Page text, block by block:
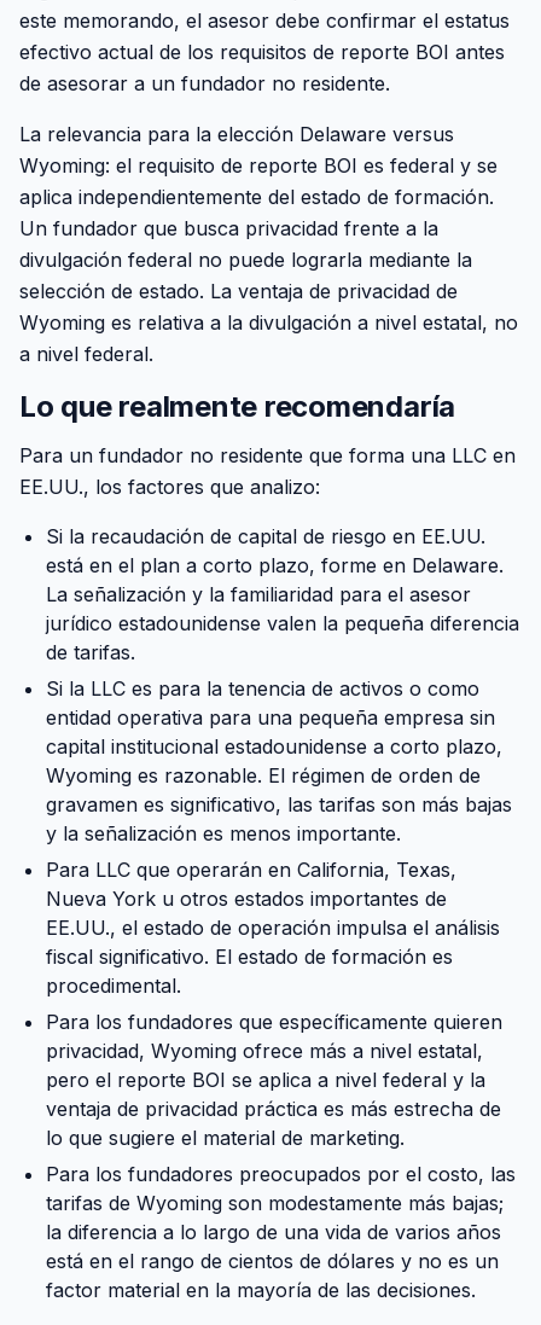
este memorando, el asesor debe confirmar el estatus
efectivo actual de los requisitos de reporte BOI antes
de asesorar a un fundador no residente.
La relevancia para la elección Delaware versus
Wyoming: el requisito de reporte BOI es federal y se
aplica independientemente del estado de formación.
Un fundador que busca privacidad frente a la
divulgación federal no puede lograrla mediante la
selección de estado. La ventaja de privacidad de
Wyoming es relativa a la divulgación a nivel estatal, no
a nivel federal.
Lo que realmente recomendaría
Para un fundador no residente que forma una LLC en
EE.UU., los factores que analizo:
Si la recaudación de capital de riesgo en EE.UU.
está en el plan a corto plazo, forme en Delaware.
La señalización y la familiaridad para el asesor
jurídico estadounidense valen la pequeña diferencia
de tarifas.
Si la LLC es para la tenencia de activos o como
entidad operativa para una pequeña empresa sin
capital institucional estadounidense a corto plazo,
Wyoming es razonable. El régimen de orden de
gravamen es significativo, las tarifas son más bajas
y la señalización es menos importante.
Para LLC que operarán en California, Texas,
Nueva York u otros estados importantes de
EE.UU., el estado de operación impulsa el análisis
fiscal significativo. El estado de formación es
procedimental.
Para los fundadores que específicamente quieren
privacidad, Wyoming ofrece más a nivel estatal,
pero el reporte BOI se aplica a nivel federal y la
ventaja de privacidad práctica es más estrecha de
lo que sugiere el material de marketing.
Para los fundadores preocupados por el costo, las
tarifas de Wyoming son modestamente más bajas;
la diferencia a lo largo de una vida de varios años
está en el rango de cientos de dólares y no es un
factor material en la mayoría de las decisiones.